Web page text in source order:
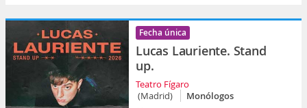
Fecha única
Lucas Lauriente. Stand
up.
Teatro Fígaro
(Madrid)
Monólogos